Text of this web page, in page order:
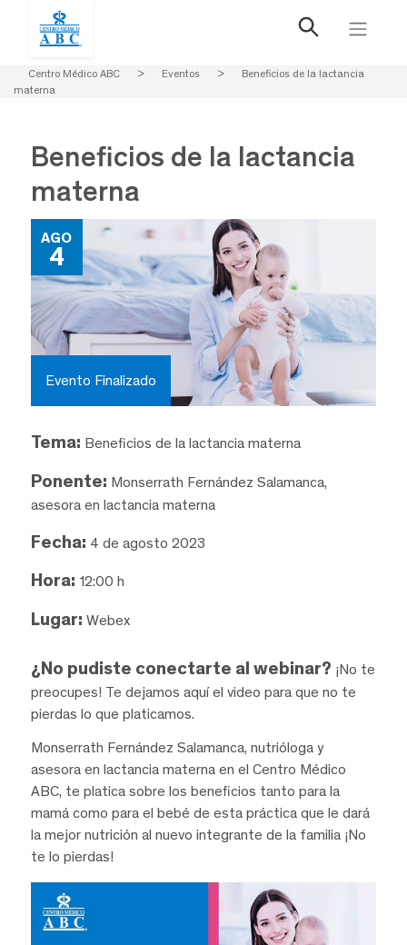
Centro Médico ABC > Eventos >
Beneficios de la lactancia
materna
Beneficios de la lactancia
materna
AGO
4
Evento Finalizado
Tema: Beneficios de la lactancia materna
Ponente: Monserrath Fernández Salamanca,
asesora en lactancia materna
Fecha: 4 de agosto 2023
Hora: 12:00 h
Lugar: Webex
¿No pudiste conectarte al webinar? ¡No te
preocupes! Te dejamos aquí el video para que no te
pierdas lo que platicamos.
Monserrath Fernández Salamanca, nutrióloga y
asesora en lactancia materna en el Centro Médico
ABC, te platica sobre los beneficios tanto para la
mamá como para el bebé de esta práctica que le dará
la mejor nutrición al nuevo integrante de la familia ¡No
te lo pierdas!